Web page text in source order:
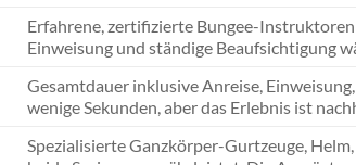
Erfahrene, zertifizierte Bungee-
Einweisung und ständige Beaufsichtigung
Gesamtdauer inklusive Anreise,
wenige Sekunden, aber das Erlebnis ist
Spezialisierte Ganzkörper-Gurtzeuge,